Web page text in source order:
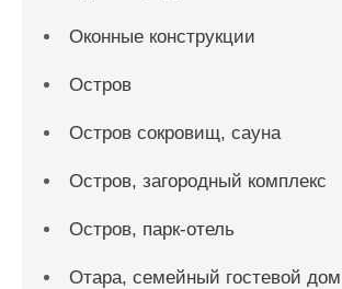
Оконные конструкции
Остров
Остров сокровищ, сауна
Остров, загородный комплекс
Остров, парк-отель
Отара, семейный гостевой дом